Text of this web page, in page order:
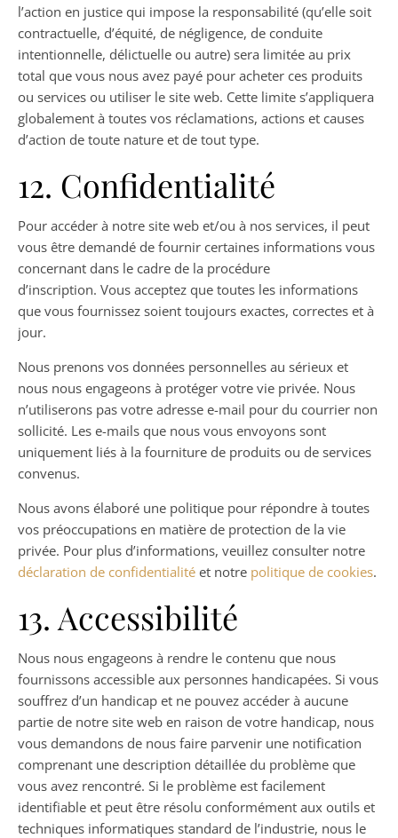
l’action en justice qui impose la responsabilité (qu’elle soit
contractuelle, d’équité, de négligence, de conduite
intentionnelle, délictuelle ou autre) sera limitée au prix
total que vous nous avez payé pour acheter ces produits
ou services ou utiliser le site web. Cette limite s’appliquera
globalement à toutes vos réclamations, actions et causes
d’action de toute nature et de tout type.
12. Confidentialité
Pour accéder à notre site web et/ou à nos services, il peut
vous être demandé de fournir certaines informations vous
concernant dans le cadre de la procédure
d’inscription. Vous acceptez que toutes les informations
que vous fournissez soient toujours exactes, correctes et à
jour.
Nous prenons vos données personnelles au sérieux et
nous nous engageons à protéger votre vie privée. Nous
n’utiliserons pas votre adresse e-mail pour du courrier non
sollicité. Les e-mails que nous vous envoyons sont
uniquement liés à la fourniture de produits ou de services
convenus.
Nous avons élaboré une politique pour répondre à toutes
vos préoccupations en matière de protection de la vie
privée. Pour plus d’informations, veuillez consulter notre
déclaration de confidentialité et notre politique de cookies.
13. Accessibilité
Nous nous engageons à rendre le contenu que nous
fournissons accessible aux personnes handicapées. Si vous
souffrez d’un handicap et ne pouvez accéder à aucune
partie de notre site web en raison de votre handicap, nous
vous demandons de nous faire parvenir une notification
comprenant une description détaillée du problème que
vous avez rencontré. Si le problème est facilement
identifiable et peut être résolu conformément aux outils et
techniques informatiques standard de l’industrie, nous le